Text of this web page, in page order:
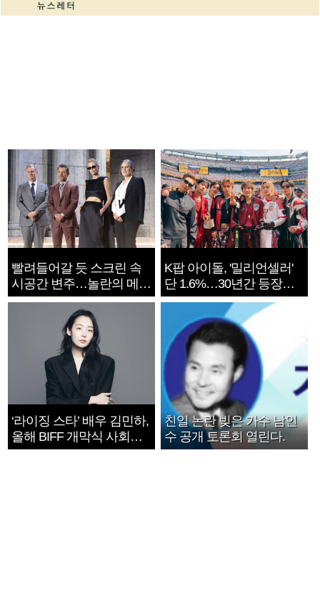
빨려들어갈 듯 스크린 속
시공간 변주…놀란의 메시
지는 ‘전쟁 속죄’
K팝 아이돌, '밀리언셀러'
단 1.6%…30년간 등장
1182개팀 전수조사
‘라이징 스타’ 배우 김민하,
올해 BIFF 개막식 사회자
확정
친일 논란 빚은 가수 남인
수 공개 토론회 열린다.